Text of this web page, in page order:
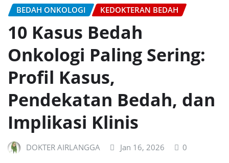
BEDAH ONKOLOGI KEDOKTERAN BEDAH
10 Kasus Bedah
Onkologi Paling Sering:
Profil Kasus,
Pendekatan Bedah, dan
Implikasi Klinis
DOKTER AIRLANGGA Jan 16, 2026 0